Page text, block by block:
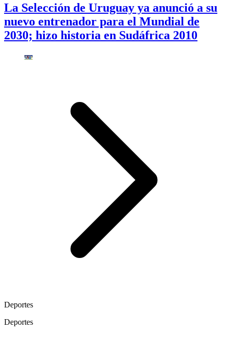
La Selección de Uruguay ya anunció a su
nuevo entrenador para el Mundial de
2030; hizo historia en Sudáfrica 2010
Deportes
Deportes